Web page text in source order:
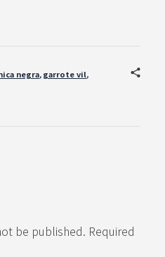
negra,garrote vil,
be published. Required